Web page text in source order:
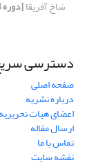
شاخ آفریقا[دوره 48، شماره 3، 1395، صفحه 577-590]
دسترسی
صفحه اصلی
درباره نشریه
اعضای هیات تحریریه
ارسال مقاله
تماس با ما
نقشه سایت